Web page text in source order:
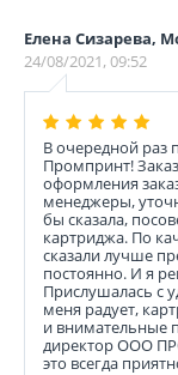
Елена Сизарева,
24/08/2021, 09:52
В очередной
Промпринт!
оформления
менеджеры,
бы сказала,
картриджа. По
сказали лучше
постоянно. И я
Прислушалась с
меня радует,
и внимательные
директор ООО
это всегда